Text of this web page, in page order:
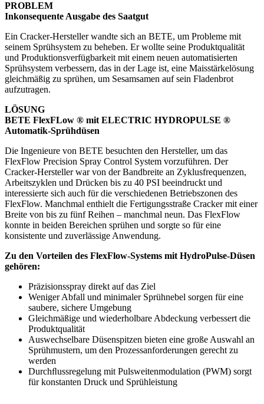
PROBLEM
Inkonsequente Ausgabe des Saatgut
Ein Cracker-Hersteller wandte sich an BETE, um Probleme mit
seinem Sprühsystem zu beheben. Er wollte seine Produktqualität
und Produktionsverfügbarkeit mit einem neuen automatisierten
Sprühsystem verbessern, das in der Lage ist, eine Maisstärkelösung
gleichmäßig zu sprühen, um Sesamsamen auf sein Fladenbrot
aufzutragen.
LÖSUNG
BETE FlexFLow ® mit ELECTRIC HYDROPULSE ®
Automatik-Sprühdüsen
Die Ingenieure von BETE besuchten den Hersteller, um das
FlexFlow Precision Spray Control System vorzuführen. Der
Cracker-Hersteller war von der Bandbreite an Zyklusfrequenzen,
Arbeitszyklen und Drücken bis zu 40 PSI beeindruckt und
interessierte sich auch für die verschiedenen Betriebszonen des
FlexFlow. Manchmal enthielt die Fertigungsstraße Cracker mit einer
Breite von bis zu fünf Reihen – manchmal neun. Das FlexFlow
konnte in beiden Bereichen sprühen und sorgte so für eine
konsistente und zuverlässige Anwendung.
Zu den Vorteilen des FlexFlow-Systems mit HydroPulse-Düsen
gehören:
Präzisionsspray direkt auf das Ziel
Weniger Abfall und minimaler Sprühnebel sorgen für eine
saubere, sichere Umgebung
Gleichmäßige und wiederholbare Abdeckung verbessert die
Produktqualität
Auswechselbare Düsenspitzen bieten eine große Auswahl an
Sprühmustern, um den Prozessanforderungen gerecht zu
werden
Durchﬂussregelung mit Pulsweitenmodulation (PWM) sorgt
für konstanten Druck und Sprühleistung